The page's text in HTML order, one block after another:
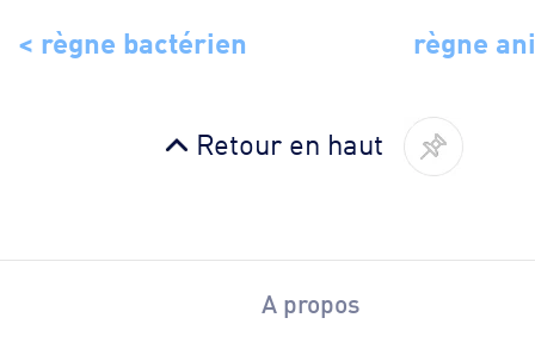
< règne bactérien règne
Retour en haut
A propos